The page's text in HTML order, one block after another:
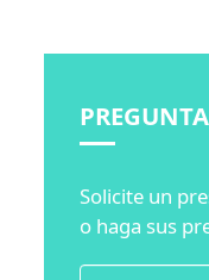
Solicite un
o haga sus